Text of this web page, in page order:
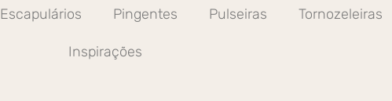
Escapulários Pingentes Pulseiras Tornozeleiras
Inspirações